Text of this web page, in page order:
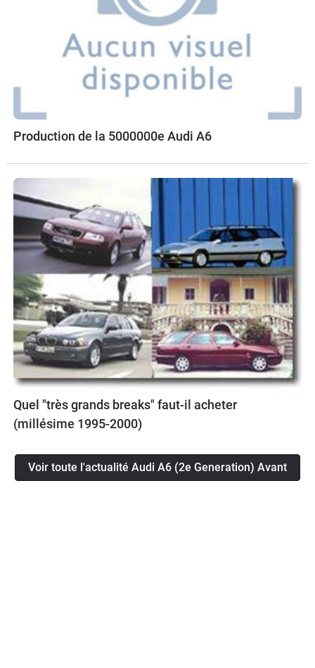
Production de la 5000000e Audi A6
Quel "très grands breaks" faut-il acheter
(millésime 1995-2000)
Voir toute l'actualité Audi A6 (2e Generation) Avant